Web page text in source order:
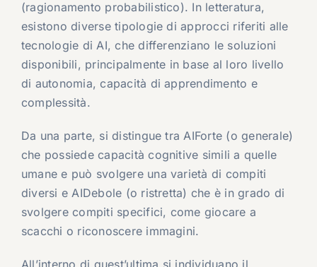
(ragionamento probabilistico). In letteratura,
esistono diverse tipologie di approcci riferiti alle
tecnologie di AI, che differenziano le soluzioni
disponibili, principalmente in base al loro livello
di autonomia, capacità di apprendimento e
complessità.
Da una parte, si distingue tra AIForte (o generale)
che possiede capacità cognitive simili a quelle
umane e può svolgere una varietà di compiti
diversi e AIDebole (o ristretta) che è in grado di
svolgere compiti specifici, come giocare a
scacchi o riconoscere immagini.
All’interno di quest’ultima si individuano il